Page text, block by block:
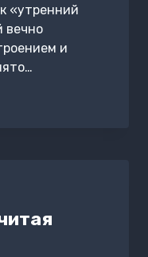
«утренний
вечно
и